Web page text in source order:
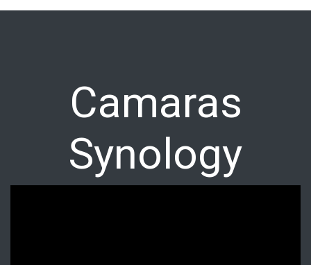
Camaras
Synology